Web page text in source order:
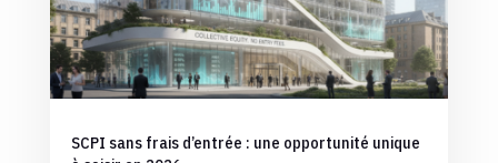
SCPI sans frais d’entrée : une opportunité unique